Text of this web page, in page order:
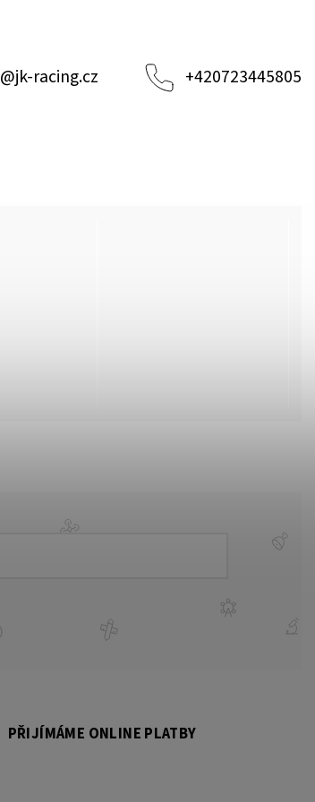
@jk-racing.cz +420723445805
PŘIJÍMÁME ONLINE PLATBY